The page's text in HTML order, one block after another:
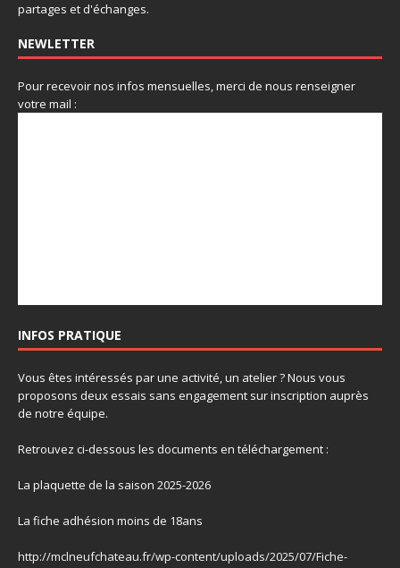
partages et d'échanges.
NEWLETTER
Pour recevoir nos infos mensuelles, merci de nous renseigner
votre mail :
INFOS PRATIQUE
Vous êtes intéressés par une activité, un atelier ? Nous vous
proposons deux essais sans engagement sur inscription auprès
de notre équipe.
Retrouvez ci-dessous les documents en téléchargement :
La plaquette de la saison 2025-2026
La fiche adhésion moins de 18ans
http://mclneufchateau.fr/wp-content/uploads/2025/07/Fiche-